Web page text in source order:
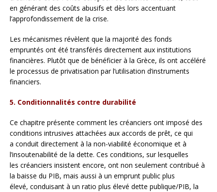
en générant des coûts abusifs et dès lors accentuant
l’approfondissement de la crise.
Les mécanismes révèlent que la majorité des fonds
empruntés ont été transférés directement aux institutions
financières. Plutôt que de bénéficier à la Grèce, ils ont accéléré
le processus de privatisation par l’utilisation d’instruments
financiers.
5. Conditionnalités contre durabilité
Ce chapitre présente comment les créanciers ont imposé des
conditions intrusives attachées aux accords de prêt, ce qui
a conduit directement à la non-viabilité économique et à
l’insoutenabilité de la dette. Ces conditions, sur lesquelles
les créanciers insistent encore, ont non seulement contribué à
la baisse du PIB, mais aussi à un emprunt public plus
élevé, conduisant à un ratio plus élevé dette publique/PIB, la